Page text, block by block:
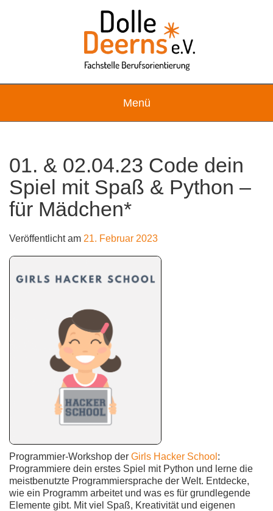
Menü
01. & 02.04.23 Code dein
Spiel mit Spaß & Python –
für Mädchen*
Veröffentlicht am 21. Februar 2023
Programmier-Workshop der Girls Hacker School :
Programmiere dein erstes Spiel mit Python und lerne die
meistbenutzte Programmiersprache der Welt. Entdecke,
wie ein Programm arbeitet und was es für grundlegende
Elemente gibt. Mit viel Spaß, Kreativität und eigenen